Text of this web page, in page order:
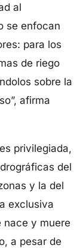
al
se enfocan
para los
de riego
sobre la
afirma
privilegiada,
del
y la del
exclusiva
nace y muere
a pesar de